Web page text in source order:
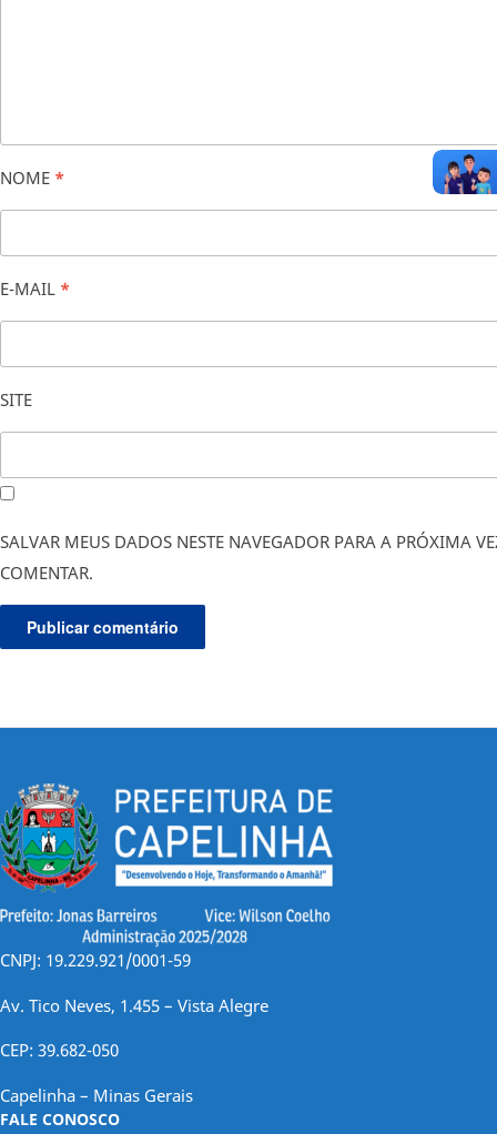
NOME *
E-MAIL *
SITE
SALVAR MEUS DADOS NESTE NAVEGADOR PARA A PRÓXIMA
COMENTAR.
CNPJ: 19.229.921/0001-59
Av. Tico Neves, 1.455 – Vista Alegre
CEP: 39.682-050
Capelinha – Minas Gerais
FALE CONOSCO